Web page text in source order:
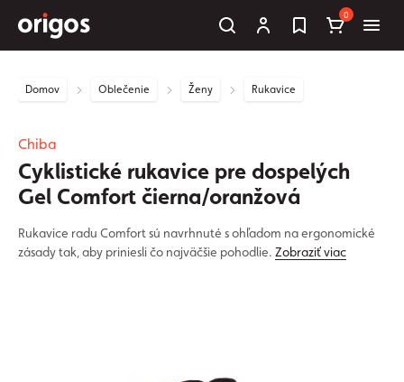
0
Domov Oblečenie Ženy Rukavice
Chiba
Cyklistické rukavice pre dospelých
Gel Comfort čierna/oranžová
Rukavice radu Comfort sú navrhnuté s ohľadom na ergonomické
zásady tak, aby priniesli čo najväčšie pohodlie. Zobraziť viac